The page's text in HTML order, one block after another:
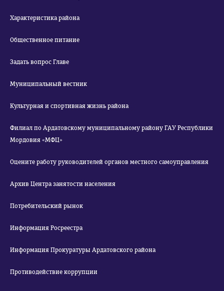
Характеристика района
Общественное питание
Задать вопрос Главе
Муниципальный вестник
Культурная и спортивная жизнь района
Филиал по Ардатовскому муниципальному району ГАУ Республики
Мордовия «МФЦ»
Оцените работу руководителей органов местного самоуправления
Архив Центра занятости населения
Потребительский рынок
Информация Росреестра
Информация Прокуратуры Ардатовского района
Противодействие коррупции